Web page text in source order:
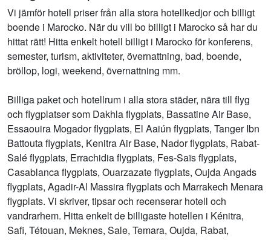
Vi jämför hotell priser från alla stora hotellkedjor och billigt
boende i Marocko. När du vill bo billigt i Marocko så har du
hittat rätt! Hitta enkelt hotell billigt i Marocko för konferens,
semester, turism, aktiviteter, övernattning, bad, boende,
bröllop, logi, weekend, övernattning mm.
Billiga paket och hotellrum i alla stora städer, nära till flyg
och flygplatser som Dakhla flygplats, Bassatine Air Base,
Essaouira Mogador flygplats, El Aaiún flygplats, Tanger Ibn
Battouta flygplats, Kenitra Air Base, Nador flygplats, Rabat-
Salé flygplats, Errachidia flygplats, Fes-Saïs flygplats,
Casablanca flygplats, Ouarzazate flygplats, Oujda Angads
flygplats, Agadir-Al Massira flygplats och Marrakech Menara
flygplats. Vi skriver, tipsar och recenserar hotell och
vandrarhem. Hitta enkelt de billigaste hotellen i Kénitra,
Safi, Tétouan, Meknes, Sale, Temara, Oujda, Rabat,